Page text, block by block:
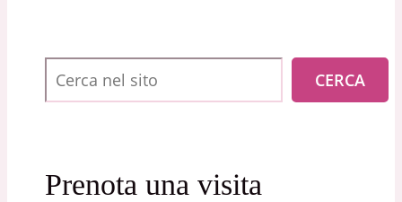
Cerca CERCA
Prenota una visita